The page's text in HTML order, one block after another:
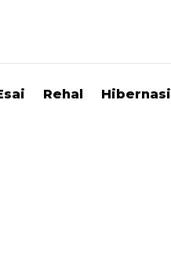
Rehal Hibernasi